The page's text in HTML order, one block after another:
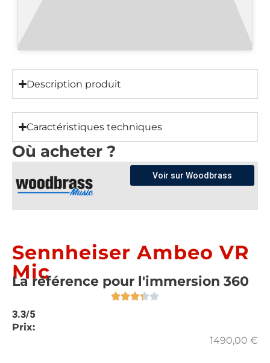
Description produit
Caractéristiques techniques
Où acheter ?
Voir sur Woodbrass
Sennheiser Ambeo VR
Mic
La référence pour l'immersion 360
3.3/5
Prix:
1490,00 €